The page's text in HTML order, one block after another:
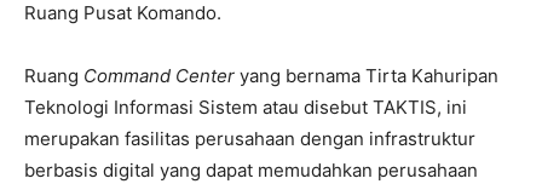
Ruang Pusat Komando.
Ruang Command Center yang bernama Tirta Kahuripan
Teknologi Informasi Sistem atau disebut TAKTIS, ini
merupakan fasilitas perusahaan dengan infrastruktur
berbasis digital yang dapat memudahkan perusahaan